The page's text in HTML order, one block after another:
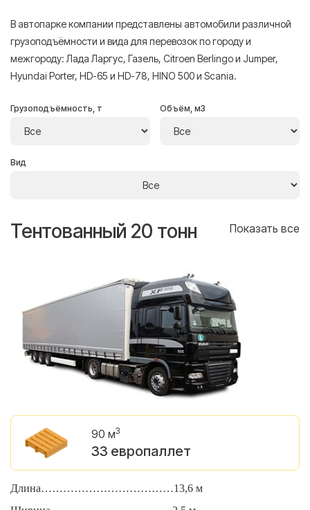
В автопарке компании представлены автомобили различной
грузоподъёмности и вида для перевозок по городу и
межгороду: Лада Ларгус, Газель, Citroen Berlingo и Jumper,
Hyundai Porter, HD-65 и HD-78, HINO 500 и Scania.
Грузоподъёмность, т Объём, м3
Вид
Тентованный 20 тонн Показать все
90 м3
33 европаллет
Длина………………………………13,6 м